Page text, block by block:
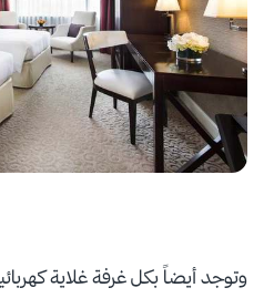
وتوجد أيضاً بكل غرفة غلاية